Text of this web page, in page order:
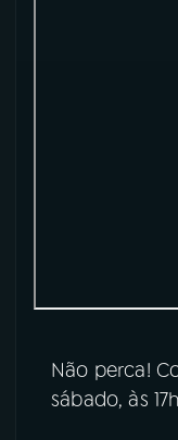
Não perca!
sábado, às